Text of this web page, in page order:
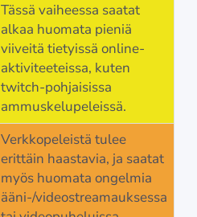
Tässä vaiheessa saatat
alkaa huomata pieniä
viiveitä tietyissä online-
aktiviteeteissa, kuten
twitch-pohjaisissa
ammuskelupeleissä.
Verkkopeleistä tulee
erittäin haastavia, ja saatat
myös huomata ongelmia
ääni-/videostreamauksessa